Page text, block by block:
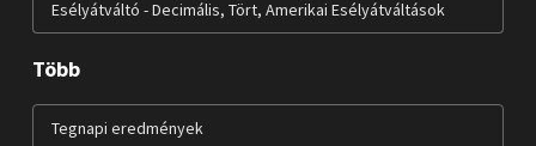
Esélyátváltó - Decimális, Tört, Amerikai Esélyátváltások
Több
Tegnapi eredmények